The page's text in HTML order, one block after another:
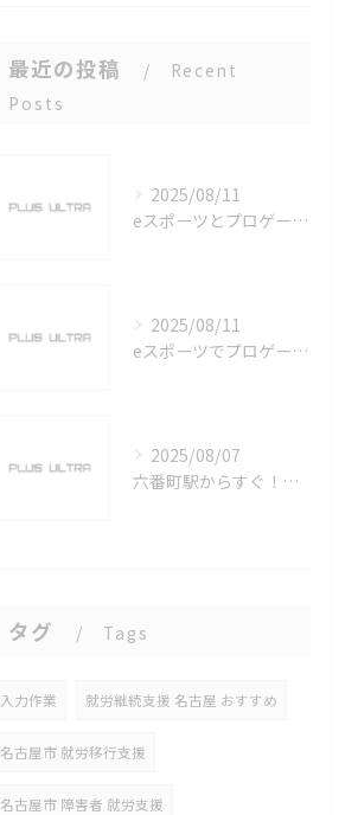
最近の投稿
Recent
Posts
2025/08/11
eスポーツとプロゲーマーを六番町駅で目指すための実践ガイド
2025/08/11
eスポーツでプロゲーマーを目指す愛知県名古屋市の最新キャリアガイド
2025/08/07
六番町駅からすぐ！名古屋のeスポーツ施設で快適なプレイ環境を確保
タグ Tags
入力作業 就労継続支援 名古屋 おすすめ
名古屋市 就労移行支援
名古屋市 障害者 就労支援